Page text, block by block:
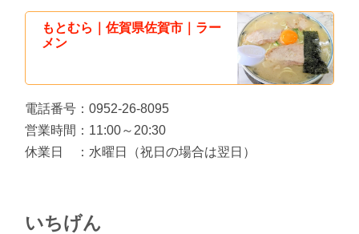
もとむら｜佐賀県佐賀市｜ラー
メン
電話番号：0952-26-8095
営業時間：11:00～20:30
休業日 ：水曜日（祝日の場合は翌日）
いちげん